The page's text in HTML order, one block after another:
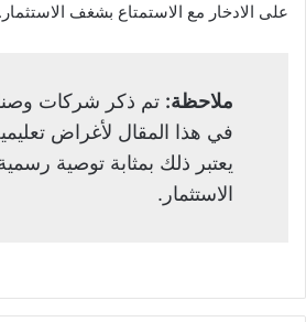
على الادخار مع الاستمتاع بشغف الاستثمار.
ملاحظة: تم ذكر شركات
في هذا المقال لأغراض
يعتبر ذلك بمثابة توصية
الاستثمار.